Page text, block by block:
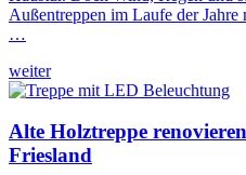
Außentreppen im Laufe der
…
weiter
Alte Holztreppe
Friesland